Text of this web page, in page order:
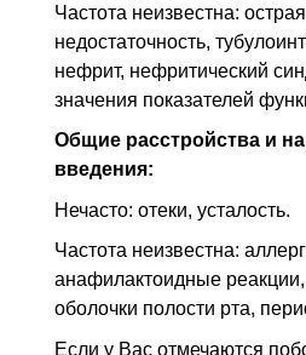
Частота неизвестна:
недостаточность,
нефрит, нефритический
значения показателей
Общие расстройства и
введения:
Нечасто: отеки, усталость.
Частота неизвестна:
анафилактоидные реакции,
оболочки полости рта,
Если у Вас отмечаются